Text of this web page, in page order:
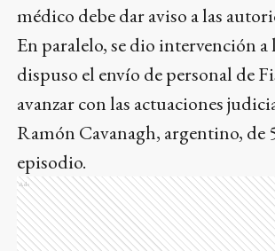
médico debe dar aviso a las
En paralelo, se dio intervención
dispuso el envío de personal de
avanzar con las actuaciones
Ramón Cavanagh, argentino, de
episodio.
Ads